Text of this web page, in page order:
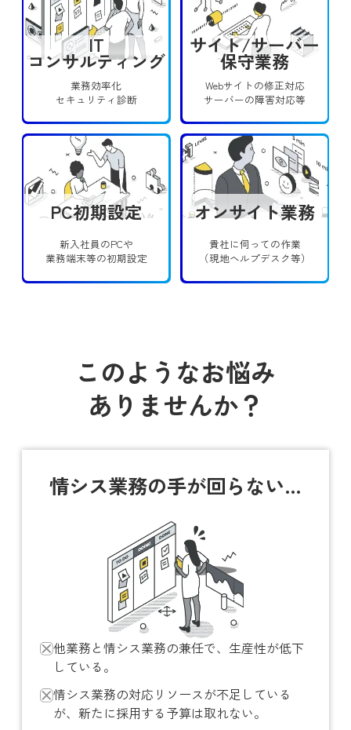
IT
コンサルティング
業務効率化
セキュリティ診断
サイト/サーバー
保守業務
Webサイトの修正対応
サーバーの障害対応等
PC初期設定
新入社員のPCや
業務端末等の初期設定
オンサイト業務
貴社に伺っての作業
（現地ヘルプデスク等）
このようなお悩み
ありませんか？
情シス業務の手が回らない…
他業務と情シス業務の兼任で、生産性が低下
している。
情シス業務の対応リソースが不足している
が、新たに採用する予算は取れない。